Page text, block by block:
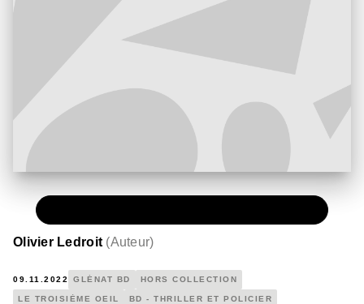
Olivier Ledroit (Auteur)
09.11.2022 GLÉNAT BD HORS COLLECTION
LE TROISIÈME OEIL BD - THRILLER ET POLICIER